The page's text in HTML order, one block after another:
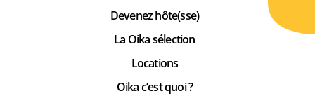
Devenez hôte(sse)
La Oika sélection
Locations
Oika c’est quoi ?